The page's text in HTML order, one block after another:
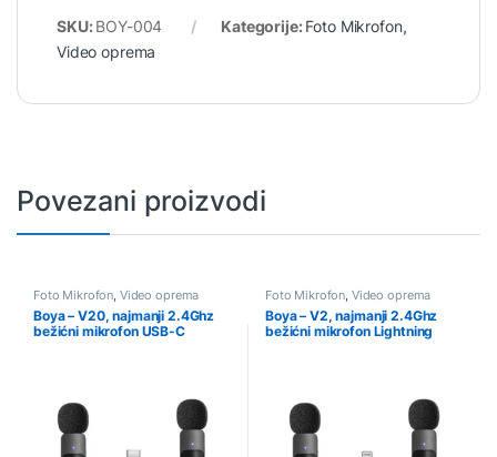
SKU:BOY-004 Kategorije:Foto Mikrofon,
Video oprema
Povezani proizvodi
Foto Mikrofon, Video oprema
Boya – V20, najmanji 2.4Ghz
bežićni mikrofon USB-C
Foto Mikrofon, Video oprema
Boya – V2, najmanji 2.4Ghz
bežićni mikrofon Lightning